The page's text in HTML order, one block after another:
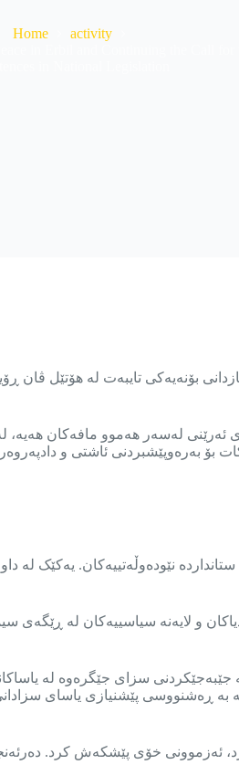
Home
activity
هەستا بە سازدانی بۆنەیەکی تایبەت لە
لەسەر هەموو مافەکان هەیە،
بۆ بەرەوپێشبردنی ئاشتی و
لەگەڵ ستانداردە نێودەوڵەتییەکان.
و لایەنە سیاسییەکان لە ڕێگەی
جێبەجێکردنی سزای جێگرەوە لە
کرد، ئەزموونی خۆی پێشکەش کرد.